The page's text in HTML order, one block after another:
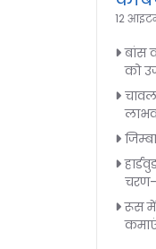
12
बांस
को
चरण-
रूस में